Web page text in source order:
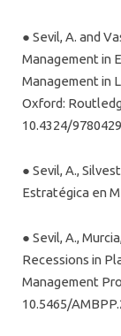
● Sevil, A. and
Management in
Management in
Oxford:
10.4324/
● Sevil, A.,
Estratégica en
● Sevil, A.,
Recessions in
Management
10.5465/